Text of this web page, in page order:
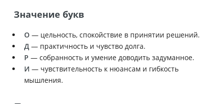
Значение букв
О — цельность, спокойствие в принятии решений.
Д — практичность и чувство долга.
Р — собранность и умение доводить задуманное.
И — чувствительность к нюансам и гибкость
мышления.